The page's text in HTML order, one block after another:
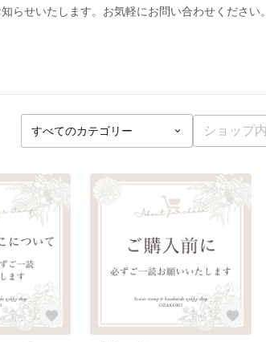
らせいたします。お気軽にお問い合わせください。